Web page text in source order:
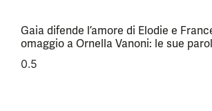
Gaia difende l’amore di Elodie e
omaggio a Ornella Vanoni: le sue